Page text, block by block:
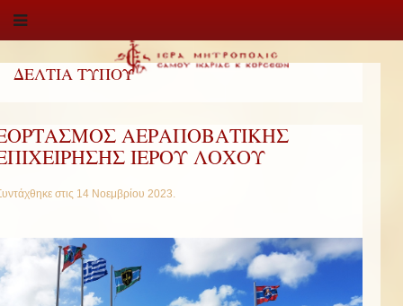
ΔΕΛΤΙΑ ΤΥΠΟΥ
ΑΕΡΑΠΟΒΑΤΙΚΗΣ
ΙΕΡΟΥ ΛΟΧΟΥ
στις 14 Νοεμβρίου 2023.